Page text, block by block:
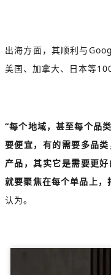
出海方面，其顺利与
美国、加拿大、日本等
“每个地域，甚至每个品
要便宜，有的需要多品
产品，其实它是需要更
就要聚焦在每个单品上，
认为。